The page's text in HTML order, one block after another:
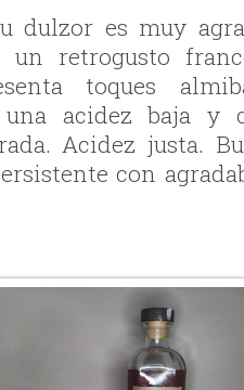
dulzor es muy
un retrogusto
toques
una acidez baja y
Acidez justa.
con